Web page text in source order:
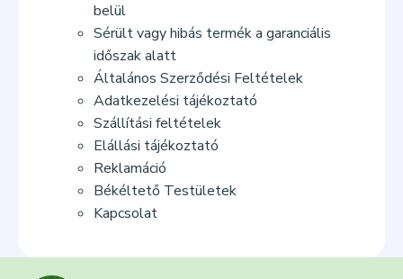
belül
Sérült vagy hibás termék a garanciális
időszak alatt
Általános Szerződési Feltételek
Adatkezelési tájékoztató
Szállítási feltételek
Elállási tájékoztató
Reklamáció
Békéltető Testületek
Kapcsolat